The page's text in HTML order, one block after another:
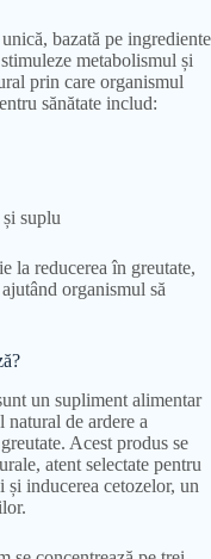
bazată pe ingrediente
metabolismul și
prin care organismul
sănătate includ:
suplu
la reducerea în greutate,
organismul să
un supliment alimentar
de ardere a
Acest produs se
atent selectate pentru
inducerea cetozelor, un